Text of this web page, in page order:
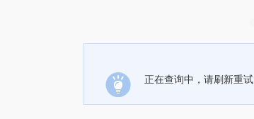
正在查询中，请刷新重试